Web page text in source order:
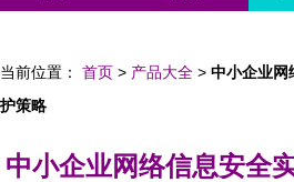
当前位置： 首页 > 产品大全 > 中小企业网
护策略
中小企业网络信息安全